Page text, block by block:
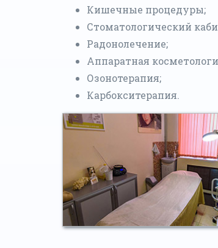
Кишечные процедуры;
Стоматологический
Радонолечение;
Аппаратная
Озонотерапия;
Карбокситерапия.